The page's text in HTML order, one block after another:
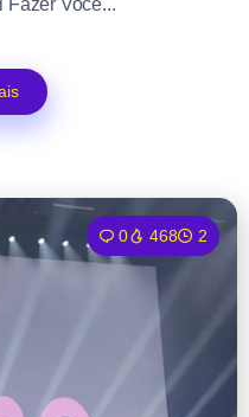
Fazer Você...
0 468 2